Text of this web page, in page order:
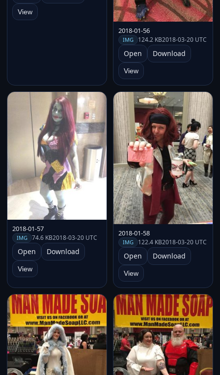
View
2018-01-56
IMG 124.2 KB2018-03-20 UTC
Open Download
View
2018-01-57
IMG 74.6 KB2018-03-20 UTC
Open Download
View
2018-01-58
IMG 122.4 KB2018-03-20 UTC
Open Download
View